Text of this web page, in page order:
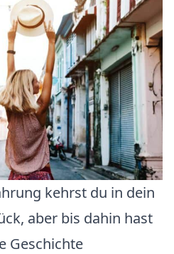
kehrst du in dein
aber bis dahin hast
Geschichte